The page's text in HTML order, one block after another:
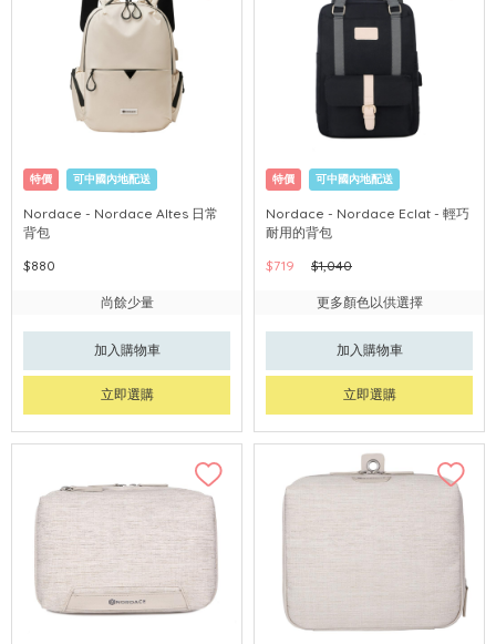
特價 可中國內地配送
Nordace - Nordace Altes 日常
背包
$880
尚餘少量
加入購物車
立即選購
特價 可中國內地配送
Nordace - Nordace Eclat - 輕巧
耐用的背包
$719
$1,040
更多顏色以供選擇
加入購物車
立即選購